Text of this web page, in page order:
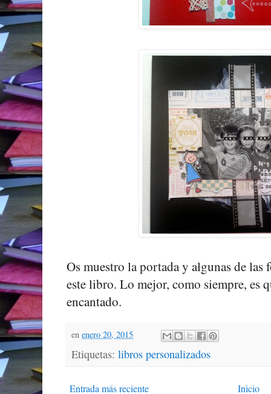
Os muestro la portada y algunas de
este libro. Lo mejor, como siempre, es
encantado.
en enero 20, 2015
Etiquetas: libros personalizados
Entrada más reciente Inicio